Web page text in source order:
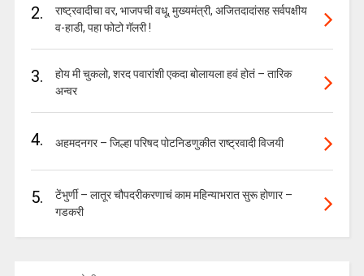
2.
राष्ट्रवादीचा वर, भाजपची वधू, मुख्यमंत्री, अजितदादांसह सर्वपक्षीय
व-हाडी, पहा फोटो गॅलरी !
3.
होय मी चुकलो, शरद पवारांशी एकदा बोलायला हवं होतं – तारिक
अन्वर
4. अहमदनगर – जिल्हा परिषद पोटनिडणुकीत राष्ट्रवादी विजयी
5.
टेंभुर्णी – लातूर चौपदरीकरणाचं काम महिन्याभरात सुरू होणार –
गडकरी